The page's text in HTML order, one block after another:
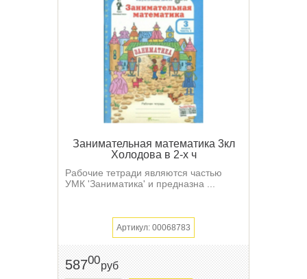
Занимательная математика 3кл
Холодова в 2-х ч
Рабочие тетради являются частью
УМК 'Заниматика' и предназна ...
Артикул: 00068783
58700руб